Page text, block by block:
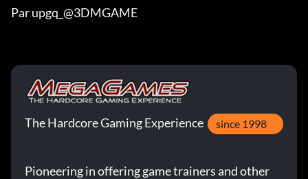
Par upgq_@3DMGAME
The Hardcore Gaming Experience since 1998
Pioneering in offering game trainers and other